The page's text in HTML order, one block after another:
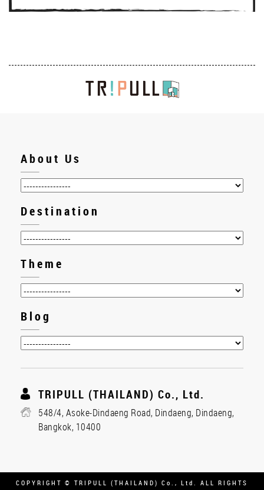
About Us
Destination
Theme
Blog
TRIPULL (THAILAND) Co., Ltd.
548/4, Asoke-Dindaeng Road, Dindaeng, Dindaeng,
Bangkok, 10400
COPYRIGHT © TRIPULL (THAILAND) Co., Ltd. ALL RIGHTS